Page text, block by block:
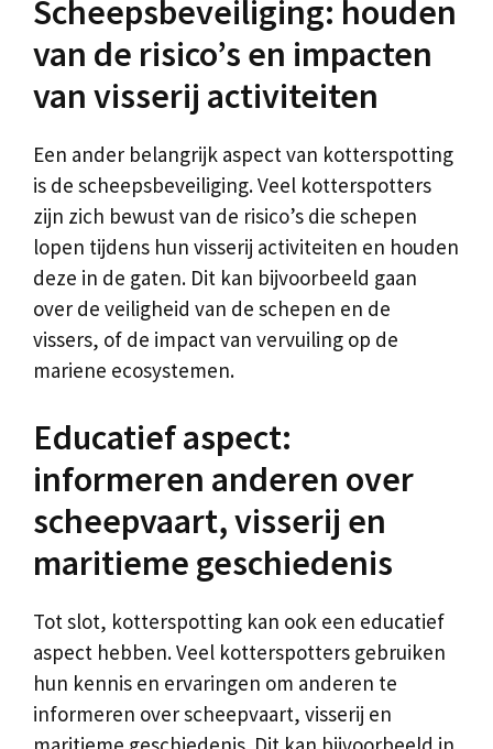
Scheepsbeveiliging: houden
van de risico’s en impacten
van visserij activiteiten
Een ander belangrijk aspect van kotterspotting
is de scheepsbeveiliging. Veel kotterspotters
zijn zich bewust van de risico’s die schepen
lopen tijdens hun visserij activiteiten en houden
deze in de gaten. Dit kan bijvoorbeeld gaan
over de veiligheid van de schepen en de
vissers, of de impact van vervuiling op de
mariene ecosystemen.
Educatief aspect:
informeren anderen over
scheepvaart, visserij en
maritieme geschiedenis
Tot slot, kotterspotting kan ook een educatief
aspect hebben. Veel kotterspotters gebruiken
hun kennis en ervaringen om anderen te
informeren over scheepvaart, visserij en